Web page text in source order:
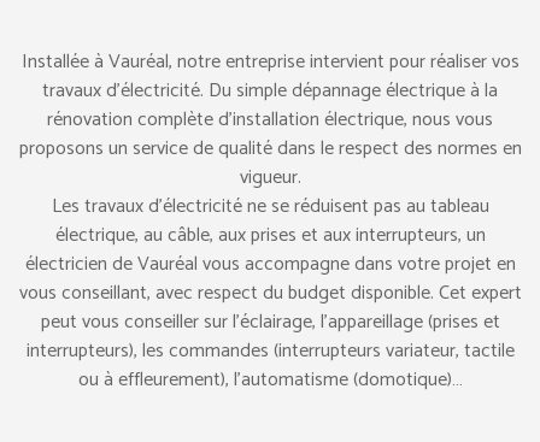
Installée à Vauréal, notre entreprise intervient pour réaliser vos
travaux d’électricité. Du simple dépannage électrique à la
rénovation complète d’installation électrique, nous vous
proposons un service de qualité dans le respect des normes en
vigueur.
Les travaux d’électricité ne se réduisent pas au tableau
électrique, au câble, aux prises et aux interrupteurs, un
électricien de Vauréal vous accompagne dans votre projet en
vous conseillant, avec respect du budget disponible. Cet expert
peut vous conseiller sur l’éclairage, l’appareillage (prises et
interrupteurs), les commandes (interrupteurs variateur, tactile
ou à effleurement), l’automatisme (domotique)…